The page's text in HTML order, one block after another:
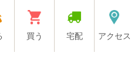
買う 宅配 アクセス